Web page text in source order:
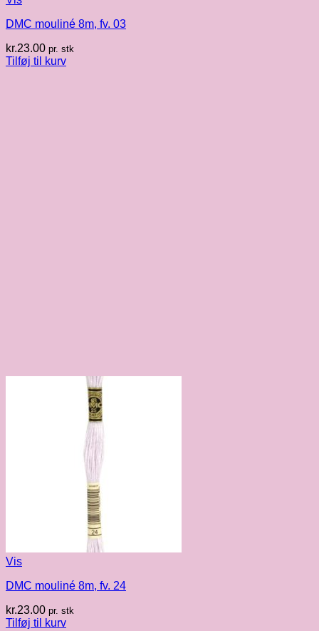
DMC mouliné 8m, fv. 03
kr.23.00 pr. stk
Tilføj til kurv
Vis
DMC mouliné 8m, fv. 24
kr.23.00 pr. stk
Tilføj til kurv